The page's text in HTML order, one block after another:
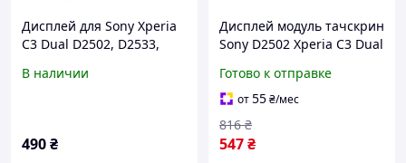
Дисплей для Sony Xperia
C3 Dual D2502, D2533,
сенсор), оригинал Белый
В наличии
490₴
Дисплей модуль тачскрин
Sony D2502 Xperia C3 Dual
Готово к отправке
от55₴/мес
547₴
816 ₴